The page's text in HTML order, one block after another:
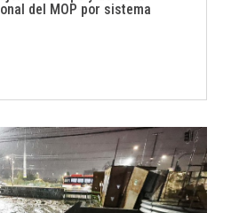
del MOP por sistema